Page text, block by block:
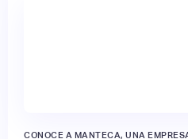
CONOCE A MANTECA, UNA